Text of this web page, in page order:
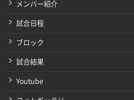
メンバー紹介
試合日程
ブロック
試合結果
Youtube